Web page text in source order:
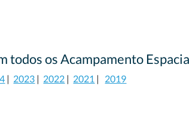
todos os Acampamento
| 2023 | 2022 | 2021 | 2019